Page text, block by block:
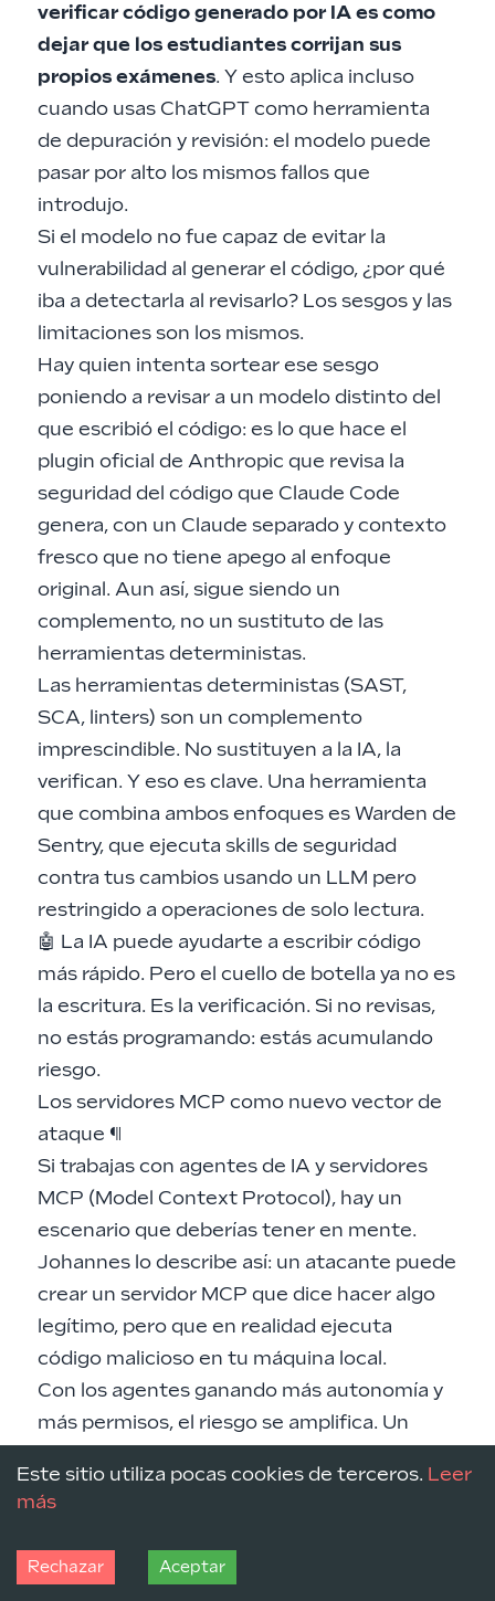
Este sitio utiliza pocas cookies de terceros. Leer
más
Rechazar Aceptar
verificar código generado por IA es como
dejar que los estudiantes corrijan sus
propios exámenes. Y esto aplica incluso
cuando usas ChatGPT como herramienta
de depuración y revisión: el modelo puede
pasar por alto los mismos fallos que
introdujo.
Si el modelo no fue capaz de evitar la
vulnerabilidad al generar el código, ¿por qué
iba a detectarla al revisarlo? Los sesgos y las
limitaciones son los mismos.
Hay quien intenta sortear ese sesgo
poniendo a revisar a un modelo distinto del
que escribió el código: es lo que hace el
plugin oficial de Anthropic que revisa la
seguridad del código que Claude Code
genera, con un Claude separado y contexto
fresco que no tiene apego al enfoque
original. Aun así, sigue siendo un
complemento, no un sustituto de las
herramientas deterministas.
Las herramientas deterministas (SAST,
SCA, linters) son un complemento
imprescindible. No sustituyen a la IA, la
verifican. Y eso es clave. Una herramienta
que combina ambos enfoques es Warden de
Sentry, que ejecuta skills de seguridad
contra tus cambios usando un LLM pero
restringido a operaciones de solo lectura.
🤖 La IA puede ayudarte a escribir código
más rápido. Pero el cuello de botella ya no es
la escritura. Es la verificación. Si no revisas,
no estás programando: estás acumulando
riesgo.
Los servidores MCP como nuevo vector de
ataque ¶
Si trabajas con agentes de IA y servidores
MCP (Model Context Protocol), hay un
escenario que deberías tener en mente.
Johannes lo describe así: un atacante puede
crear un servidor MCP que dice hacer algo
legítimo, pero que en realidad ejecuta
código malicioso en tu máquina local.
Con los agentes ganando más autonomía y
más permisos, el riesgo se amplifica. Un
podría, en teoría, hacer que un agente
lugar de resolver el problema de desarrollo.
No se trata de paranoia. Se trata de